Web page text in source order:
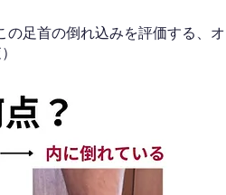
の足首の倒れ込みを評価する、オ